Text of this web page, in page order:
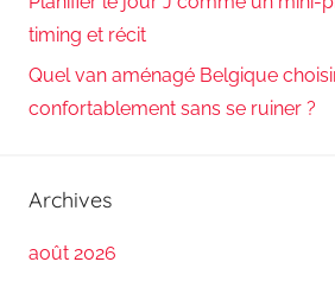
timing et récit
Quel van aménagé Belgique
confortablement sans se ruiner ?
Archives
août 2026